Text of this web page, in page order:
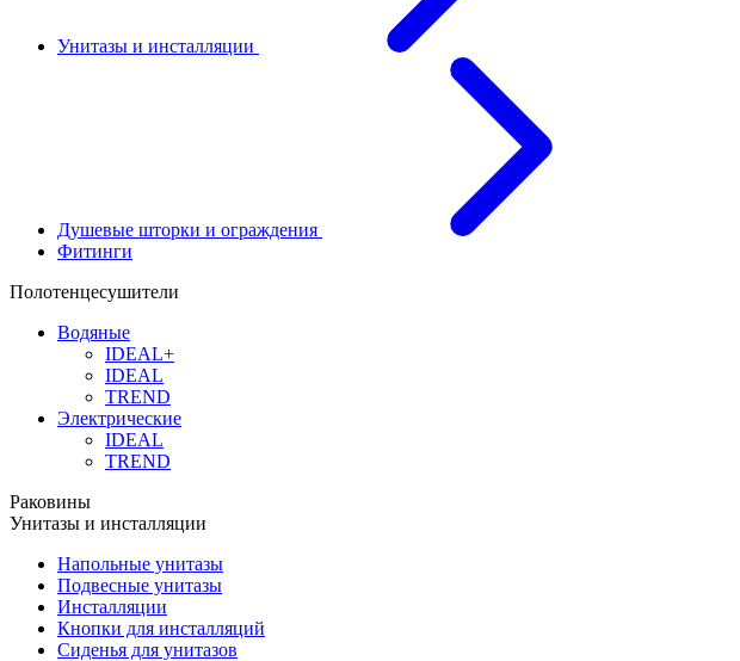
Унитазы и инсталляции
Душевые шторки и ограждения
Фитинги
Полотенцесушители
Водяные
IDEAL+
IDEAL
TREND
Электрические
IDEAL
TREND
Раковины
Унитазы и инсталляции
Напольные унитазы
Подвесные унитазы
Инсталляции
Кнопки для инсталляций
Сиденья для унитазов